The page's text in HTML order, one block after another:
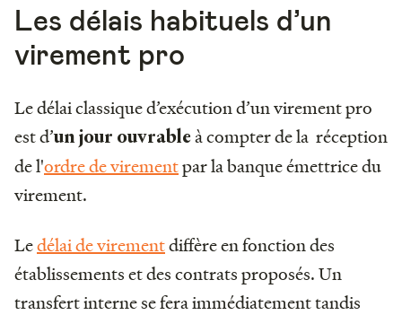
Les délais habituels d’un
virement pro
Le délai classique d’exécution d’un virement pro
est d’un jour ouvrableà compter de la réception
de l'ordre de virementpar la banque émettrice du
virement.
Ledélai de virementdiffère en fonction des
établissements et des contrats proposés. Un
transfert interne se fera immédiatement tandis